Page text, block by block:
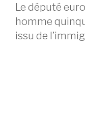
Le député
homme
issu de